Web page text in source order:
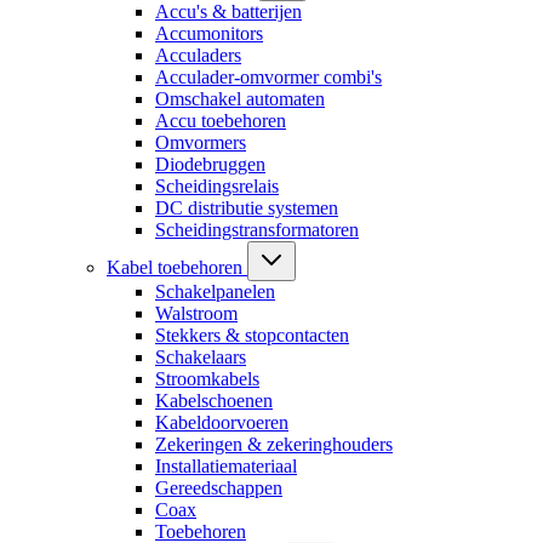
Accu's & batterijen
Accumonitors
Acculaders
Acculader-omvormer combi's
Omschakel automaten
Accu toebehoren
Omvormers
Diodebruggen
Scheidingsrelais
DC distributie systemen
Scheidingstransformatoren
Kabel toebehoren
Schakelpanelen
Walstroom
Stekkers & stopcontacten
Schakelaars
Stroomkabels
Kabelschoenen
Kabeldoorvoeren
Zekeringen & zekeringhouders
Installatiemateriaal
Gereedschappen
Coax
Toebehoren